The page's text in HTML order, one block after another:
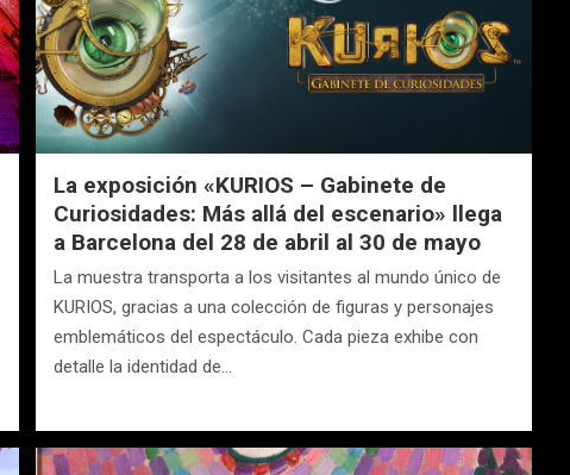
La exposición «KURIOS – Gabinete de
Curiosidades: Más allá del escenario» llega
a Barcelona del 28 de abril al 30 de mayo
La muestra transporta a los visitantes al mundo único de
KURIOS, gracias a una colección de figuras y personajes
emblemáticos del espectáculo. Cada pieza exhibe con
detalle la identidad de…